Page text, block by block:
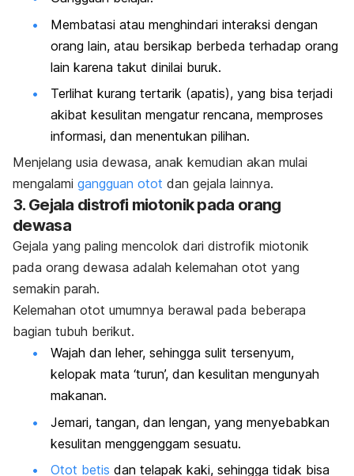
Membatasi atau menghindari interaksi dengan
orang lain, atau bersikap berbeda terhadap orang
lain karena takut dinilai buruk.
Terlihat kurang tertarik (apatis), yang bisa terjadi
akibat kesulitan mengatur rencana, memproses
informasi, dan menentukan pilihan.
Menjelang usia dewasa, anak kemudian akan mulai
mengalami gangguan otot dan gejala lainnya.
3. Gejala distrofi miotonik pada orang
dewasa
Gejala yang paling mencolok dari distrofik miotonik
pada orang dewasa adalah kelemahan otot yang
semakin parah.
Kelemahan otot umumnya berawal pada beberapa
bagian tubuh berikut.
Wajah dan leher, sehingga sulit tersenyum,
kelopak mata ‘turun’, dan kesulitan mengunyah
makanan.
Jemari, tangan, dan lengan, yang menyebabkan
kesulitan menggenggam sesuatu.
Otot betis dan telapak kaki, sehingga tidak bisa